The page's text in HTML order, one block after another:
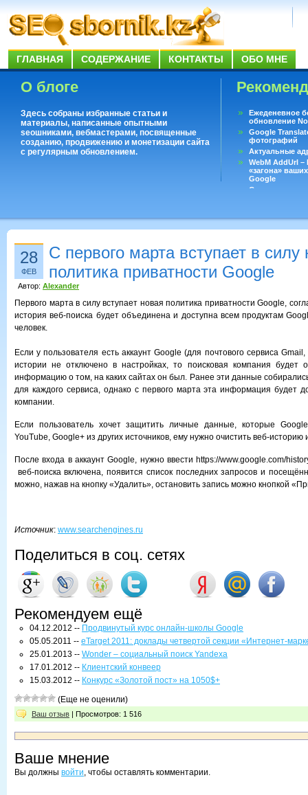
ГЛАВНАЯ СОДЕРЖАНИЕ КОНТАКТЫ ОБО МНЕ
О блоге
Здесь собраны избранные статьи и
материалы, написанные опытными
seoшниками, вебмастерами, посвященные
созданию, продвижению и монетизации сайта
с регулярным обновлением.
Ежеденевное
обновление
Google
фотографий
Актуальные
WebM AddUrl
«загона»
Google
Существует
28
ФЕВ
С первого марта вступает в силу
политика приватности Google
Автор: Alexander
Первого марта в силу вступает новая политика приватности Google,
история веб-поиска будет объединена и доступна всем продуктам
человек.
Если у пользователя есть аккаунт Google (для почтового сервиса
истории не отключено в настройках, то поисковая компания будет
информацию о том, на каких сайтах он был. Ранее эти данные
для каждого сервиса, однако с первого марта эта информация будет
компании.
Если пользователь хочет защитить личные данные, которые
YouTube, Google+ из других источников, ему нужно очистить веб-историю
После входа в аккаунт Google, нужно ввести https://www.google.com/
веб-поиска включена, появится список последних запросов и
можно, нажав на кнопку «Удалить», остановить запись можно кнопкой
Источник: www.searchengines.ru
Поделиться в соц. сетях
Рекомендуем ещё
04.12.2012 -- Продвинутый курс онлайн-школы Google
05.05.2011 -- eTarget 2011: доклады четвертой секции «Интернет-
25.01.2013 -- Wonder – социальный поиск Yandexa
17.01.2012 -- Клиентский конвеер
15.03.2012 -- Конкурс «Золотой пост» на 1050$+
(Еще не оценили)
Ваш отзыв | Просмотров: 1 516
Ваше мнение
Вы должны войти, чтобы оставлять комментарии.